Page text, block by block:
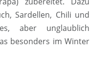
Sardellen, Chili und
aber unglaublich
besonders im Winter